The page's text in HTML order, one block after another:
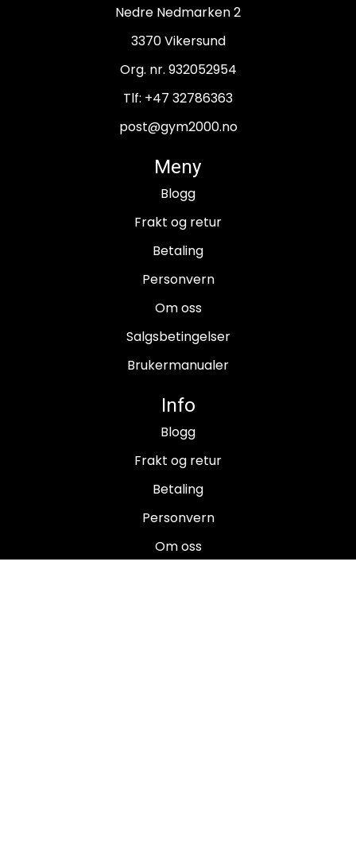
Nedre Nedmarken 2
3370 Vikersund
Org. nr. 932052954
Tlf: +47 32786363
post@gym2000.no
Meny
Blogg
Frakt og retur
Betaling
Personvern
Om oss
Salgsbetingelser
Brukermanualer
Info
Blogg
Frakt og retur
Betaling
Personvern
Om oss